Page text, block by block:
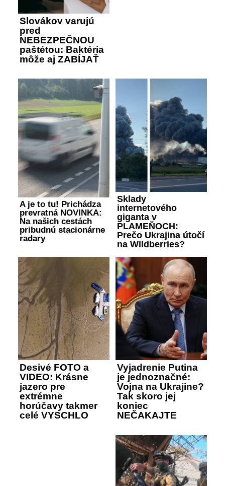
Slovákov varujú
pred
NEBEZPEČNOU
paštétou: Baktéria
môže aj ZABÍJAŤ
A je to tu! Prichádza
prevratná NOVINKA:
Na našich cestách
pribudnú stacionárne
radary
Sklady
internetového
giganta v
PLAMEŇOCH:
Prečo Ukrajina útočí
na Wildberries?
Desivé FOTO a
VIDEO: Krásne
jazero pre
extrémne
horúčavy takmer
celé VYSCHLO
Vyjadrenie Putina
je jednoznačné:
Vojna na Ukrajine?
Tak skoro jej
koniec
NEČAKAJTE